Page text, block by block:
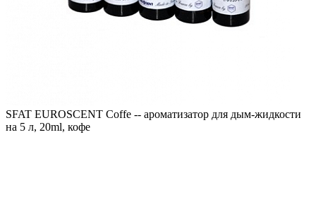
SFAT EUROSCENT Coffe -- ароматизатор для дым-жидкости
на 5 л, 20ml, кофе